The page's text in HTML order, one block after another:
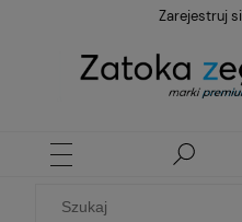
Zarejestruj